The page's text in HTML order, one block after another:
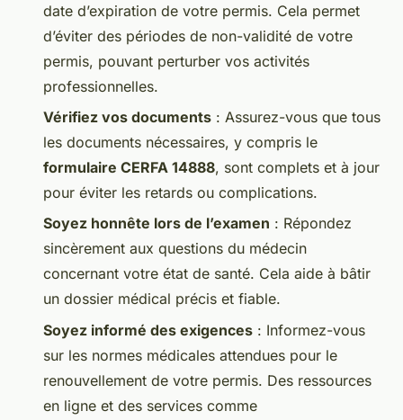
date d’expiration de votre permis. Cela permet
d’éviter des périodes de non-validité de votre
permis, pouvant perturber vos activités
professionnelles.
Vérifiez vos documents : Assurez-vous que tous
les documents nécessaires, y compris le
formulaire CERFA 14888, sont complets et à jour
pour éviter les retards ou complications.
Soyez honnête lors de l’examen : Répondez
sincèrement aux questions du médecin
concernant votre état de santé. Cela aide à bâtir
un dossier médical précis et fiable.
Soyez informé des exigences : Informez-vous
sur les normes médicales attendues pour le
renouvellement de votre permis. Des ressources
en ligne et des services comme